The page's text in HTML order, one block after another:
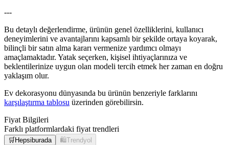
---
Bu detaylı değerlendirme, ürünün genel özelliklerini, kullanıcı
deneyimlerini ve avantajlarını kapsamlı bir şekilde ortaya koyarak,
bilinçli bir satın alma kararı vermenize yardımcı olmayı
amaçlamaktadır. Yatak seçerken, kişisel ihtiyaçlarınıza ve
beklentilerinize uygun olan modeli tercih etmek her zaman en doğru
yaklaşım olur.
Ev dekorasyonu dünyasında bu ürünün benzeriyle farklarını
karşılaştırma tablosu üzerinden görebilirsin.
Fiyat Bilgileri
Farklı platformlardaki fiyat trendleri
🛒 Hepsiburada 🛍️Trendyol